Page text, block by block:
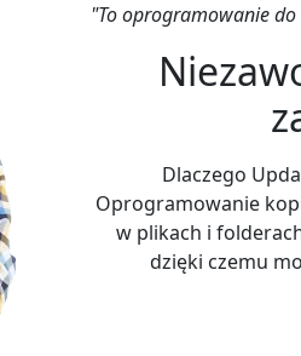
"To oprogramowanie
Dlaczego
Oprogramowanie
w plikach i
dzięki czemu